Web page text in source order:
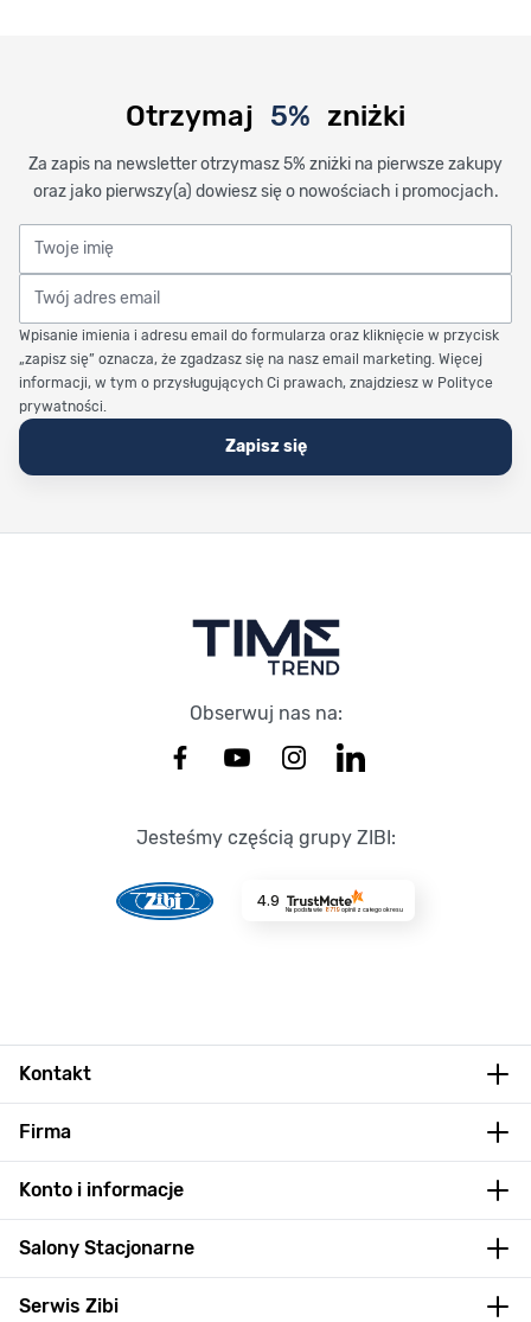
Otrzymaj 5% zniżki
Za zapis na newsletter otrzymasz 5% zniżki na pierwsze zakupy
oraz jako pierwszy(a) dowiesz się o nowościach i promocjach.
Twoje imię
Twój adres email
Wpisanie imienia i adresu email do formularza oraz kliknięcie w przycisk
„zapisz się” oznacza, że zgadzasz się na nasz email marketing. Więcej
informacji, w tym o przysługujących Ci prawach, znajdziesz w Polityce
prywatności.
Zapisz się
Obserwuj nas na:
Jesteśmy częścią grupy ZIBI:
4.9
Na podstawie 8719opinii z całego okresu
Kontakt
Firma
Konto i informacje
Salony Stacjonarne
Serwis Zibi